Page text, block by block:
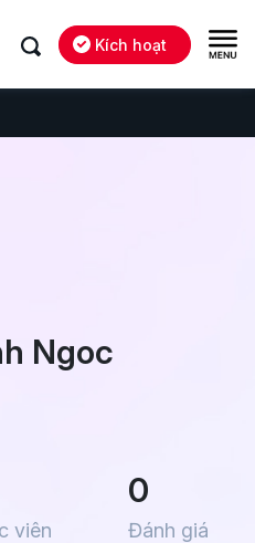
Kích hoạt
Ngoc
viên
0
Đánh giá